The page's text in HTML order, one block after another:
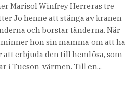
Marisol Winfrey Herreras tre
Jo henne att stänga av kranen
och borstar tänderna. När
hon sin mamma om att ha
att erbjuda den till hemlösa, som
i Tucson-värmen. Till en...